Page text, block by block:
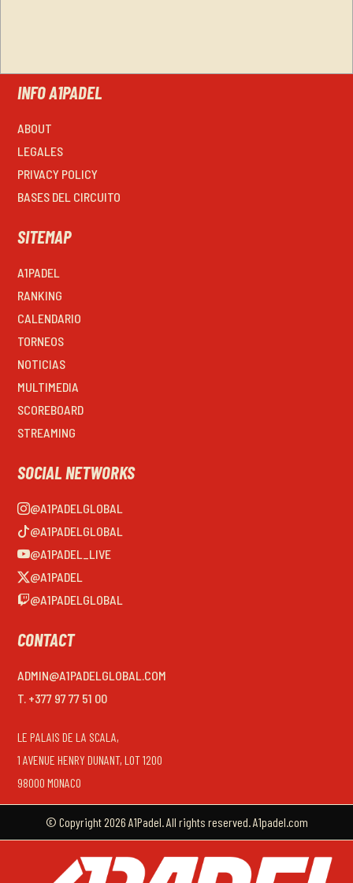
INFO A1PADEL
ABOUT
LEGALES
PRIVACY POLICY
BASES DEL CIRCUITO
SITEMAP
A1PADEL
RANKING
CALENDARIO
TORNEOS
NOTICIAS
MULTIMEDIA
SCOREBOARD
STREAMING
SOCIAL NETWORKS
@A1PADELGLOBAL
@A1PADELGLOBAL
@A1PADEL_LIVE
@A1PADEL
@A1PADELGLOBAL
CONTACT
ADMIN@A1PADELGLOBAL.COM
T. +377 97 77 51 00
LE PALAIS DE LA SCALA,
1 AVENUE HENRY DUNANT, LOT 1200
98000 MONACO
© Copyright 2026 A1Padel. All rights reserved. A1padel.com